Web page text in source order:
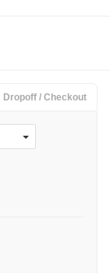
Dropoff / Checkout